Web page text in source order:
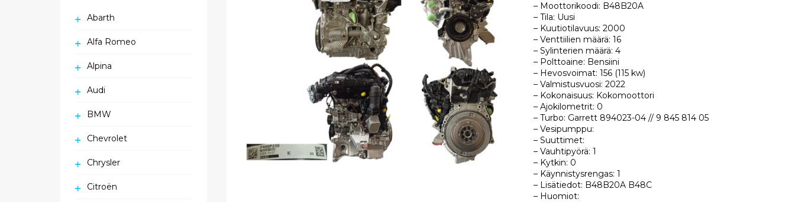
– Moottorikoodi: B48B20A
– Tila: Uusi
– Kuutiotilavuus: 2000
– Venttiilien määrä: 16
– Sylinterien määrä: 4
– Polttoaine: Bensiini
– Hevosvoimat: 156 (115 kw)
– Valmistusvuosi: 2022
– Kokonaisuus: Kokomoottori
– Ajokilometrit: 0
– Turbo: Garrett 894023-04 // 9 845 814 05
– Vesipumppu:
– Suuttimet:
– Vauhtipyörä: 1
– Kytkin: 0
– Käynnistysrengas: 1
– Lisätiedot: B48B20A B48C
– Huomiot:
Abarth
Alfa Romeo
Alpina
Audi
BMW
Chevrolet
Chrysler
Citroën